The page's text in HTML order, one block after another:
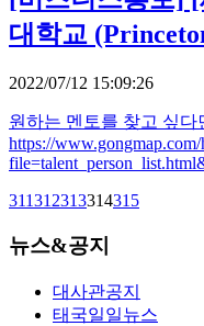
대학교
2022/07/12 15:09:26
원하는 멘토를 찾고 싶
https://
311312313314315
뉴스&공지
대사관공지
태국일일뉴스